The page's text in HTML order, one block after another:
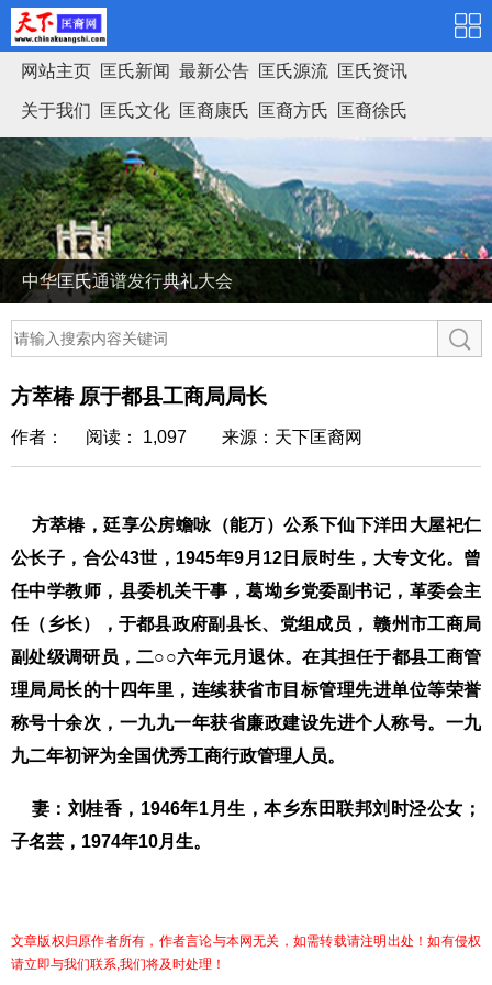
网站主页 匡氏新闻 最新公告 匡氏源流 匡氏资讯
关于我们 匡氏文化 匡裔康氏 匡裔方氏 匡裔徐氏
匡氏家谱
中华匡氏通谱发行典礼大会
方萃椿 原于都县工商局局长
作者： 阅读： 1,097 来源：天下匡裔网
方萃椿，廷享公房蟾咏（能万）公系下仙下洋田大屋祀仁
公长子，合公43世， 1945年9 月 12日 辰时生，大专文化。曾
任中学教师，县委机关干事，葛坳乡党委副书记，革委会主
任（乡长），于都县政府副县长、党组成员，
赣州市工商局
副处级调研员，二○○六年元月退休。在其担任于都县工商管
理局局长的十四年里，连续获省市目标管理先进单位等荣誉
称号十余次，一九九一年获省廉政建设先进个人称号。一九
九二年初评为全国优秀工商行政管理人员。
妻：刘桂香， 1946年1月生，本乡东田联邦刘时泾公女；
子名芸， 1974年10月生。
文章版权归原作者所有，作者言论与本网无关，如需转载请注明出处！如有侵权
请立即与我们联系,我们将及时处理！